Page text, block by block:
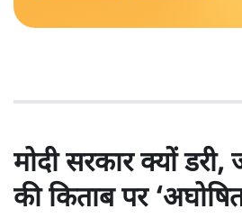
मोदी सरकार क्यों
की किताब पर